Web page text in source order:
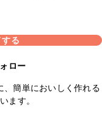
る
ロー
、簡単においしく作れる
ます。